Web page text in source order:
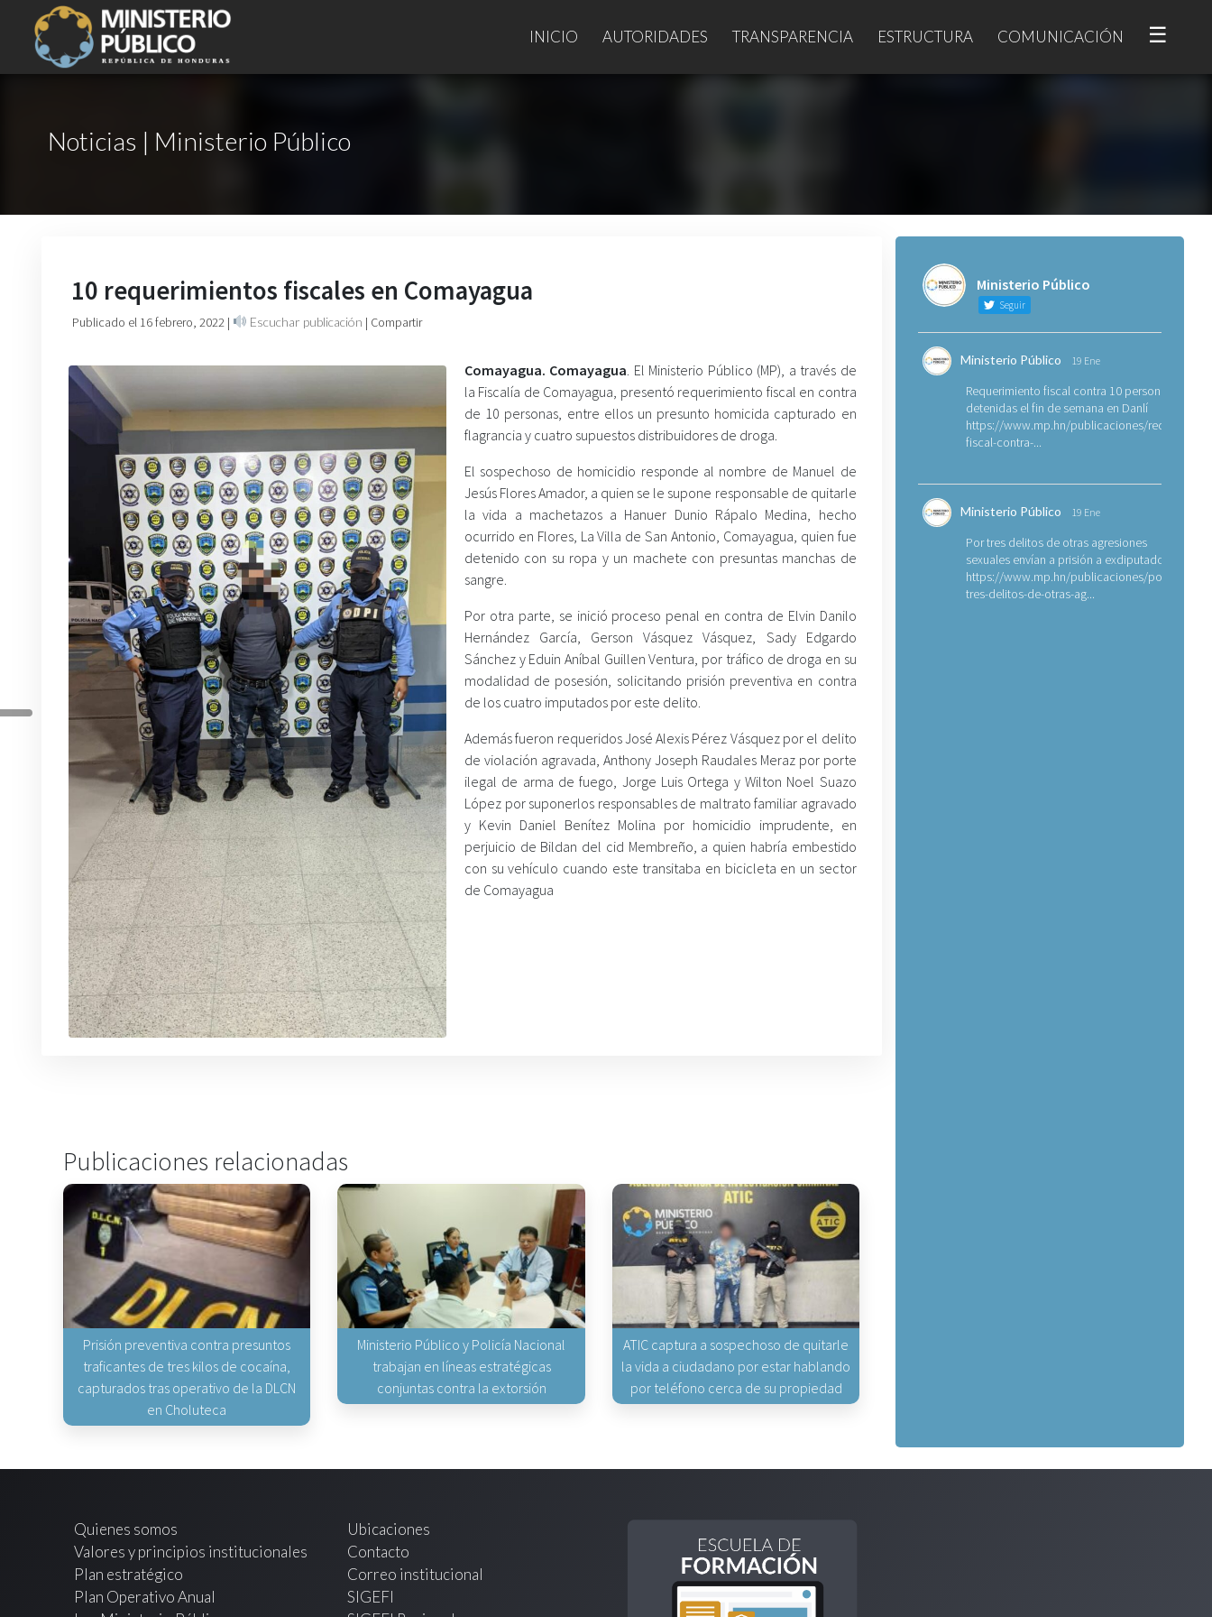
INICIO AUTORIDADES TRANSPARENCIA ESTRUCTURA COMUNICACIÓN ☰
Noticias | Ministerio Público
10 requerimientos fiscales en Comayagua
Publicado el 16 febrero, 2022 | Escuchar publicación | Compartir
Comayagua. Comayagua. El Ministerio Público (MP), a través de
la Fiscalía de Comayagua, presentó requerimiento fiscal en contra
de 10 personas, entre ellos un presunto homicida capturado en
flagrancia y cuatro supuestos distribuidores de droga.
El sospechoso de homicidio responde al nombre de Manuel de
Jesús Flores Amador, a quien se le supone responsable de quitarle
la vida a machetazos a Hanuer Dunio Rápalo Medina, hecho
ocurrido en Flores, La Villa de San Antonio, Comayagua, quien fue
detenido con su ropa y un machete con presuntas manchas de
sangre.
Por otra parte, se inició proceso penal en contra de Elvin Danilo
Hernández García, Gerson Vásquez Vásquez, Sady Edgardo
Sánchez y Eduin Aníbal Guillen Ventura, por tráfico de droga en su
modalidad de posesión, solicitando prisión preventiva en contra
de los cuatro imputados por este delito.
Además fueron requeridos José Alexis Pérez Vásquez por el delito
de violación agravada, Anthony Joseph Raudales Meraz por porte
ilegal de arma de fuego, Jorge Luis Ortega y Wilton Noel Suazo
López por suponerlos responsables de maltrato familiar agravado
y Kevin Daniel Benítez Molina por homicidio imprudente, en
perjuicio de Bildan del cid Membreño, a quien habría embestido
con su vehículo cuando este transitaba en bicicleta en un sector
de Comayagua
Publicaciones relacionadas
Prisión preventiva contra presuntos
traficantes de tres kilos de cocaína,
capturados tras operativo de la DLCN
en Choluteca
Ministerio Público y Policía Nacional
trabajan en líneas estratégicas
conjuntas contra la extorsión
ATIC captura a sospechoso de quitarle
la vida a ciudadano por estar hablando
por teléfono cerca de su propiedad
Ministerio Público
Seguir
Ministerio Público 19 Ene
Requerimiento fiscal contra 10 personas
detenidas el fin de semana en Danlí
https://www.mp.hn/publicaciones/
fiscal-contra-...
Ministerio Público 19 Ene
Por tres delitos de otras agresiones
sexuales envían a prisión a exdiputado
https://www.mp.hn/publicaciones/por-
tres-delitos-de-otras-ag...
Quienes somos
Valores y principios institucionales
Plan estratégico
Plan Operativo Anual
Ubicaciones
Contacto
Correo institucional
SIGEFI